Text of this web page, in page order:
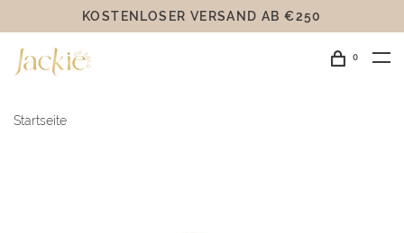
KOSTENLOSER VERSAND AB €250
0
Startseite